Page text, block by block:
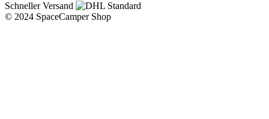
Schneller Versand
© 2024 SpaceCamper Shop